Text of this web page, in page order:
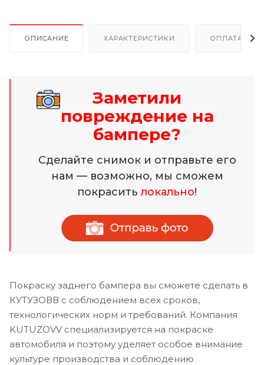
ОПИСАНИЕ ХАРАКТЕРИСТИКИ ОПЛАТА И
Заметили
повреждение на
бампере?
Сделайте снимок и отправьте его
нам — возможно, мы сможем
покраситьлокально!
Покраску заднего бампера вы сможете сделать в
КУТУЗОВВ с соблюдением всех сроков,
технологических норм и требований. Компания
KUTUZOVV специализируется на покраске
автомобиля и поэтому уделяет особое внимание
культуре производства и соблюдению